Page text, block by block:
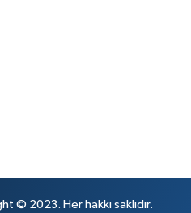
© 2023. Her hakkı saklıdır.